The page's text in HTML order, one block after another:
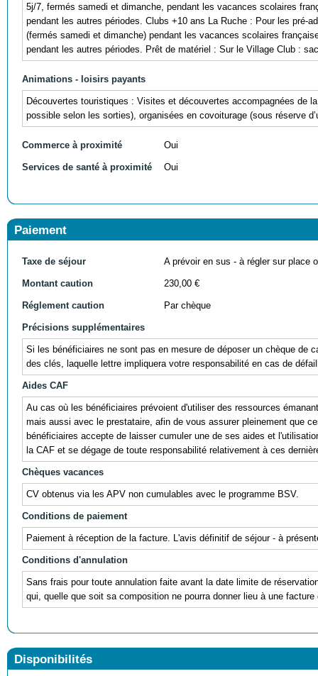
5j/7, fermés samedi et dimanche, pendant les vacances scolaires
pendant les autres périodes. Clubs +10 ans La Ruche : Pour les pré-
(fermés samedi et dimanche) pendant les vacances scolaires
pendant les autres périodes. Prêt de matériel : Sur le Village Club :
Animations - loisirs payants
Découvertes touristiques : Visites et découvertes accompagnées de
possible selon les sorties), organisées en covoiturage (sous réserve
Commerce à proximité Oui
Services de santé à proximité Oui
Paiement
Taxe de séjour A prévoir en sus - à régler sur place
Montant caution 230,00 €
Réglement caution Par chèque
Précisions supplémentaires
Si les bénéficiaires ne sont pas en mesure de déposer un chèque de
des clés, laquelle lettre impliquera votre responsabilité en cas de
Aides CAF
Au cas où les bénéficiaires prévoient d'utiliser des ressources
mais aussi avec le prestataire, afin de vous assurer pleinement que
bénéficiaires accepte de laisser cumuler une de ses aides et
la CAF et se dégage de toute responsabilité relativement à ces
Chèques vacances
CV obtenus via les APV non cumulables avec le programme BSV.
Conditions de paiement
Paiement à réception de la facture. L'avis définitif de séjour - à
Conditions d'annulation
Sans frais pour toute annulation faite avant la date limite de
qui, quelle que soit sa composition ne pourra donner lieu à une
Disponibilités